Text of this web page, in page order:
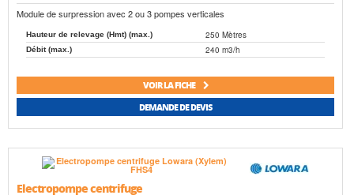
Module de surpression avec 2 ou 3 pompes verticales
Hauteur de relevage (Hmt) (max.) 250 Mètres
Débit (max.) 240 m3/h
VOIR LA FICHE
DEMANDE DE DEVIS
Electropompe centrifuge